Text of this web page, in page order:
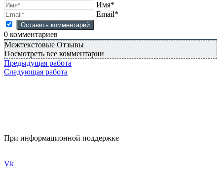
Имя*
Email*
0 комментариев
Межтекстовые Отзывы
Посмотреть все комментарии
Предыдущая работа
Следующая работа
При информационной поддержке
Vk